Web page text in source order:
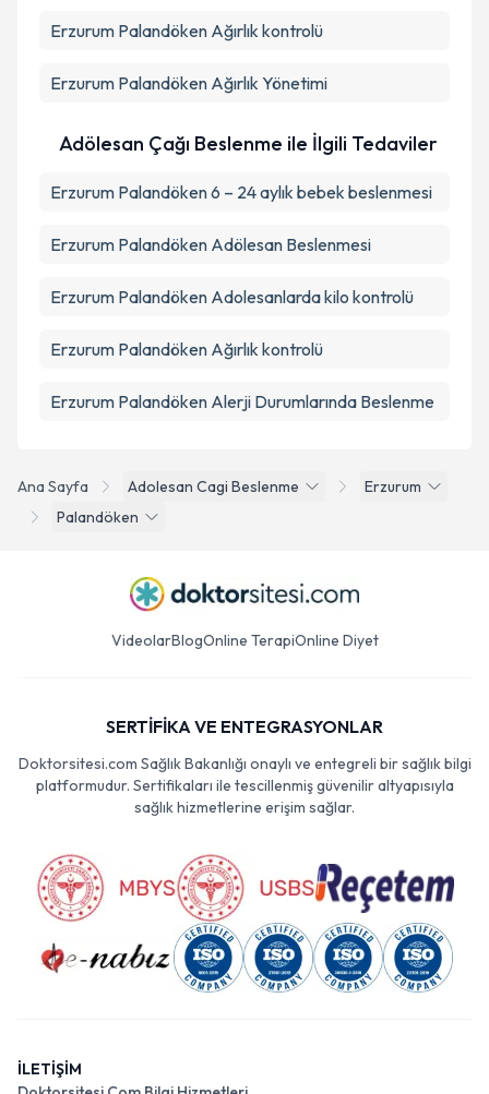
Ana Sayfa Adolesan Cagi Beslenme
Erzurum
Palandöken
Erzurum Palandöken Ağırlık kontrolü
Erzurum Palandöken Ağırlık Yönetimi
Adölesan Çağı Beslenme ile İlgili Tedaviler
Erzurum Palandöken 6 – 24 aylık bebek beslenmesi
Erzurum Palandöken Adölesan Beslenmesi
Erzurum Palandöken Adolesanlarda kilo kontrolü
Erzurum Palandöken Ağırlık kontrolü
Erzurum Palandöken Alerji Durumlarında Beslenme
VideolarBlogOnline TerapiOnline Diyet
SERTİFİKA VE ENTEGRASYONLAR
Doktorsitesi.com Sağlık Bakanlığı onaylı ve entegreli bir sağlık bilgi
platformudur. Sertifikaları ile tescillenmiş güvenilir altyapısıyla
sağlık hizmetlerine erişim sağlar.
İLETİŞİM